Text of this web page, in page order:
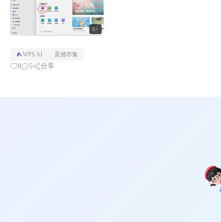
8+
WPS AI 灵感市集
8 5 分享